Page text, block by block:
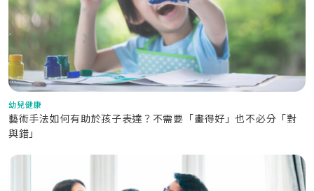
幼兒健康
藝術手法如何有助於孩子表達？不需要「畫得好」也不必分「對
與錯」